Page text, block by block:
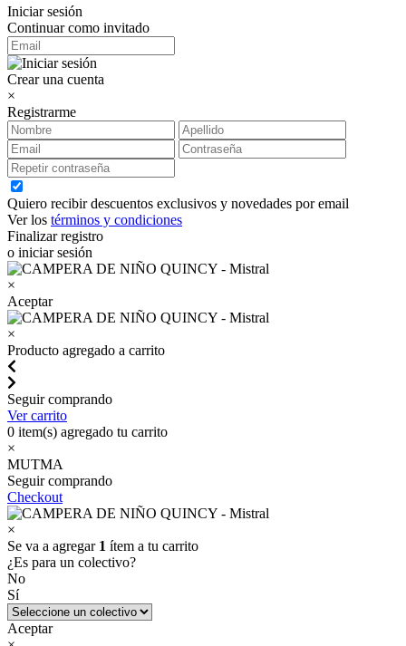
Iniciar sesión
Continuar como invitado
Crear una cuenta
×
Registrarme
Quiero recibir descuentos exclusivos y novedades por email
Ver los términos y condiciones
Finalizar registro
o iniciar sesión
×
Aceptar
×
Producto agregado a carrito
Seguir comprando
Ver carrito
0 item(s) agregado tu carrito
×
MUTMA
Seguir comprando
Checkout
×
Se va a agregar 1 ítem a tu carrito
¿Es para un colectivo?
No
Sí
Aceptar